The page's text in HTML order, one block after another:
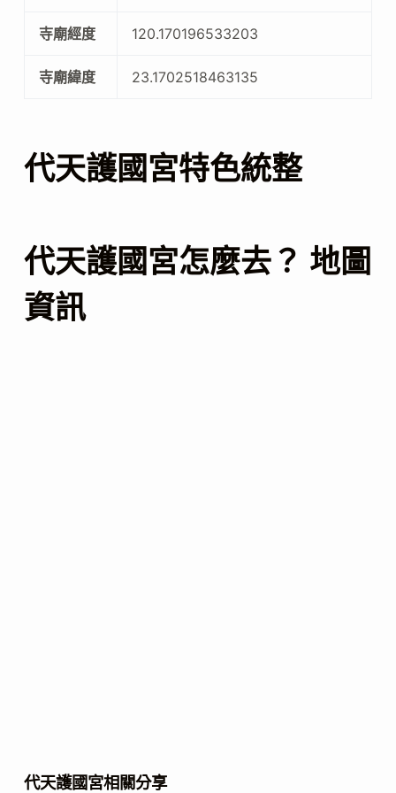
寺廟經度 120.170196533203
寺廟緯度 23.1702518463135
代天護國宮特色統整
代天護國宮怎麼去？ 地圖
資訊
代天護國宮相關分享